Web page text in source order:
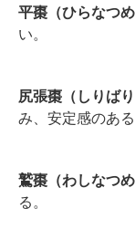
平棗（ひらなつめ
い。
尻張棗（しりば
み、安定感のある
鷲棗（わしなつめ
る。